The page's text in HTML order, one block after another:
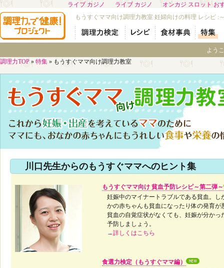
ライブ カジノ ライブ カジノ
オンカジ スロット お
もうすぐママ向け調理力教室 妊婦向けの料理 レシピ :
よう
調理力TOP» 特集 » もうすぐママ向け調理力教室
川口先生からのもうすぐママへのヒント集
もうすぐママ向け 貧血予防レシピ～第二弾～
妊娠中のマイナートラブルである貧血。し
かの赤ちゃんも貧血になったり体の発育が
貧血の自覚症状がなくても、妊娠が分かっ
予防しましょう。
→詳しくはこちら
食選力検定（もうすぐママ編）